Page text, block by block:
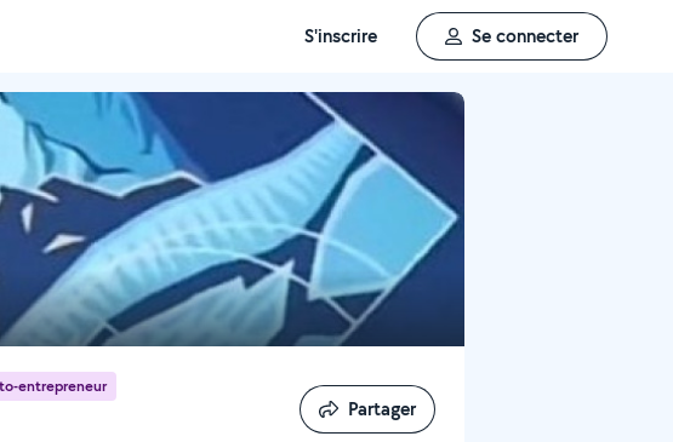
S'inscrire Se connecter
entrepreneur
Partager
Partager